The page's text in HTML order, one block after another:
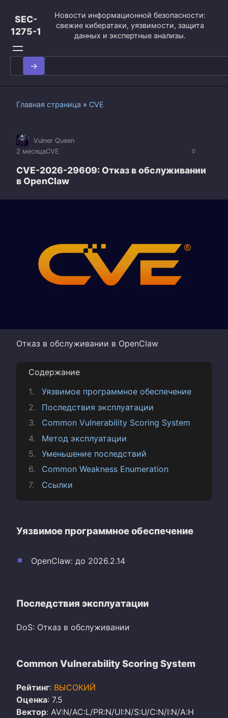
контенту
SEC-
1275-1
Новости информационной безопасности:
свежие кибератаки, уязвимости, защита
данных и экспертные анализы.
Search
for:
Главная страница » CVE
0
Vulner Queen
2 месяцаCVE
CVE-2026-29609: Отказ в обслуживании
в OpenClaw
Отказ в обслуживании в OpenClaw
Содержание
Уязвимое программное обеспечение
Последствия эксплуатации
Common Vulnerability Scoring System
Метод эксплуатации
Уменьшение последствий
Common Weakness Enumeration
Ссылки
Уязвимое программное обеспечение
OpenClaw: до 2026.2.14
Последствия эксплуатации
DoS: Отказ в обслуживании
Common Vulnerability Scoring System
Рейтинг: ВЫСОКИЙ
Оценка: 7.5
Вектор: AV:N/AC:L/PR:N/UI:N/S:U/C:N/I:N/A:H